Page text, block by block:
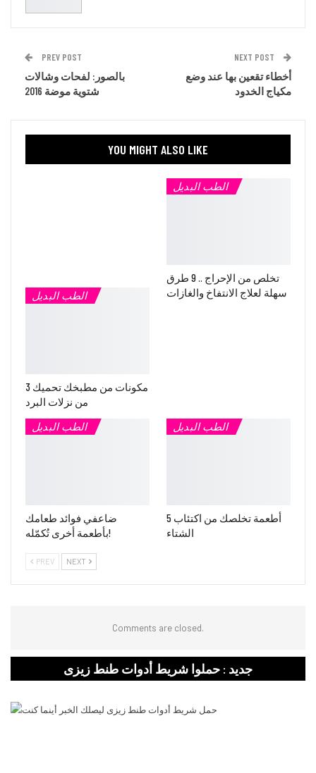
PREV POST
بالصور: لفحات وشالات
شتوية موضة 2016
NEXT POST
أخطاء تقعين بها عند وضع
مكياج الخدود
YOU MIGHT ALSO LIKE
الطب البديل
3 مكونات من مطبخك تحميك
من نزلات البرد
الطب البديل
تخلص من الإحراج .. 9 طرق
سهلة لعلاج الانتفاخ والغازات
الطب البديل
ضاعفي فوائد طعامك
بأطعمة أخرى تُكمّله!
الطب البديل
5 أطعمة تخلصك من اكتئاب
الشتاء
PREV NEXT
Comments are closed.
جديد : حملوا شريط أدوات طنط زيزى